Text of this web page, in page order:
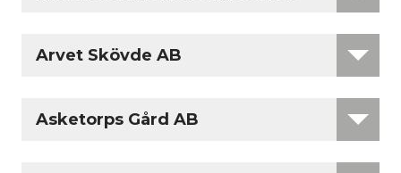
Arvet Skövde AB
Asketorps Gård AB